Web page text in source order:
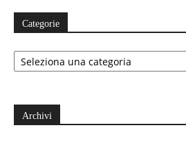
Categorie
Categorie
Archivi